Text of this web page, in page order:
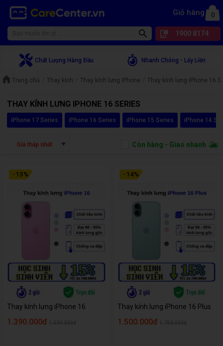
Giỏ hàng 0
1900 8174
Chất Lượng Hàng Đầu Nhanh Chóng - Lấy Liền
Trang chủ Thay kính Thay kính lưng iPhone Thay kính lưng iPhone 16
THAY KÍNH LƯNG IPHONE 16 SERIES
iPhone 17 Series iPhone 16 Series iPhone 15 Series iPhone 14
Giá thấp nhất Còn hàng - Giao nhanh
- 13%
Thay kính lưng iPhone 16
1.390.000đ
- 14%
Thay kính lưng iPhone 16 Plus
1.500.000đ